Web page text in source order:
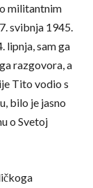
militantnim
svibnja 1945.
lipnja, sam ga
razgovora, a
Tito vodio s
bilo je jasno
o Svetoj